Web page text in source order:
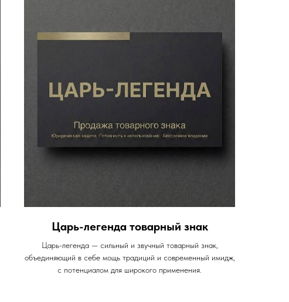
Царь-легенда товарный знак
Царь-легенда — сильный и звучный товарный знак,
объединяющий в себе мощь традиций и современный имидж,
с потенциалом для широкого применения.